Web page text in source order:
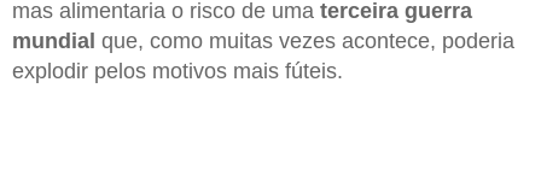
mas alimentaria o risco de uma terceira guerra
mundial que, como muitas vezes acontece, poderia
explodir pelos motivos mais fúteis.